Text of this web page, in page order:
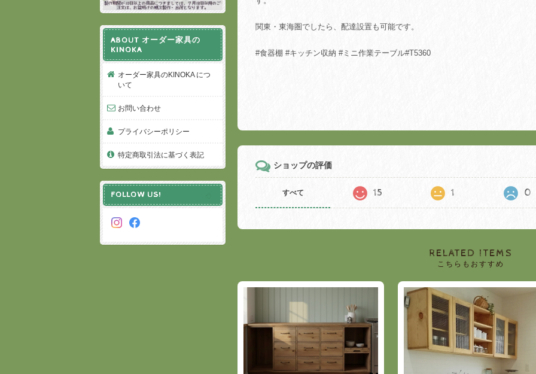
関東・東海圏でしたら、配達設置も可能です。
#食器棚 #キッチン収納 #ミニ作業テーブル#T5360
ショップの評価
すべて 15 1 0
RELATED ITEMS
こちらもおすすめ
ABOUT オーダー家具の
KINOKA
オーダー家具のKINOKA につ
いて
お問い合わせ
プライバシーポリシー
特定商取引法に基づく表記
FOLLOW US!